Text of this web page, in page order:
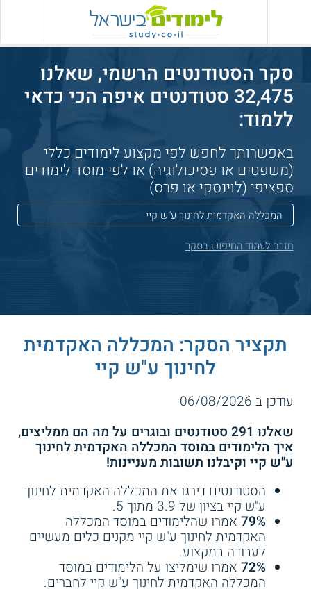
סקר הסטודנטים הרשמי, שאלנו
32,475 סטודנטים איפה הכי כדאי
ללמוד:
באפשרותך לחפש לפי מקצוע לימודים כללי
(משפטים או פסיכולוגיה) או לפי מוסד לימודים
ספציפי (לוינסקי או פרס)
חזרה לעמוד החיפוש בסקר
תקציר הסקר: המכללה האקדמית
לחינוך ע"ש קיי
עודכן ב 06/08/2026
שאלנו 291 סטודנטים ובוגרים על מה הם ממליצים,
איך הלימודים במוסד המכללה האקדמית לחינוך
ע"ש קיי וקיבלנו תשובות מעניינות!
הסטודנטים דירגו את המכללה האקדמית לחינוך
ע"ש קיי בציון של 3.9 מתוך 5.
79% אמרו שהלימודים במוסד המכללה
האקדמית לחינוך ע"ש קיי מקנים כלים מעשיים
לעבודה במקצוע.
72% אמרו שימליצו על הלימודים במוסד
המכללה האקדמית לחינוך ע"ש קיי לחברים.